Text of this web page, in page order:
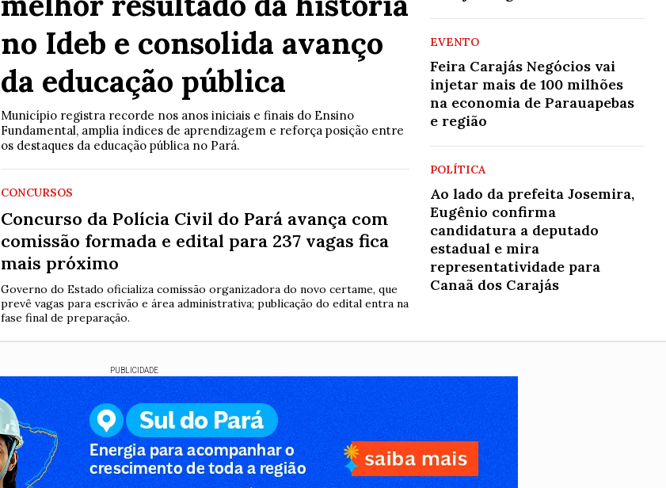
MPF abre investigação contra
prefeito de Parauapebas por
supostos atos de racismo
religioso; caso amplia crise
política no município
Apuração nas esferas cível e criminal foi instaurada
cassação protocolado na Câmara Municipal
Nos Trilhos do Teatro II”
apresenta nova montagem e
programação 2026 no
lançamento em Canaã dos
Carajás
Evento de lançamento em Canaã dos Carajás reúne
comunidade para celebrar a circulação de 2026, que
conta com o patrocínio da Vale, via Lei de Incentivo à
no Ideb e consolida avanço
da educação pública
Município registra recorde nos anos iniciais e finais do Ensino
Fundamental, amplia índices de aprendizagem e reforça posição entre
os destaques da educação pública no Pará.
CONCURSOS
Concurso da Polícia Civil do Pará avança com
comissão formada e edital para 237 vagas fica
mais próximo
Governo do Estado oficializa comissão organizadora do novo certame, que
prevê vagas para escrivão e área administrativa; publicação do edital entra na
fase final de preparação.
EVENTO
Feira Carajás Negócios vai
injetar mais de 100 milhões
na economia de Parauapebas
e região
POLÍTICA
Ao lado da prefeita Josemira,
Eugênio confirma
candidatura a deputado
estadual e mira
representatividade para
Canaã dos Carajás
PUBLICIDADE